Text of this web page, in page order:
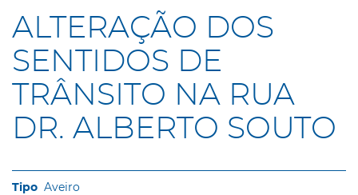
ALTERAÇÃO DOS
SENTIDOS DE
TRÂNSITO NA RUA
DR. ALBERTO SOUTO
Aveiro